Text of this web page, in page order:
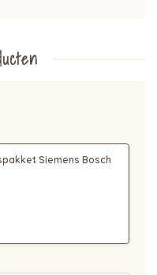
Siemens Bosch